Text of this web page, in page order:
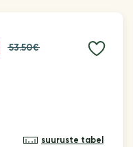
53.50€
suuruste tabel